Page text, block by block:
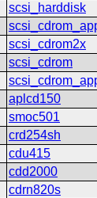
scsi_harddisk
scsi_cdrom2x
scsi_cdrom
aplcd150
smoc501
crd254sh
cdu415
cdd2000
cdrn820s